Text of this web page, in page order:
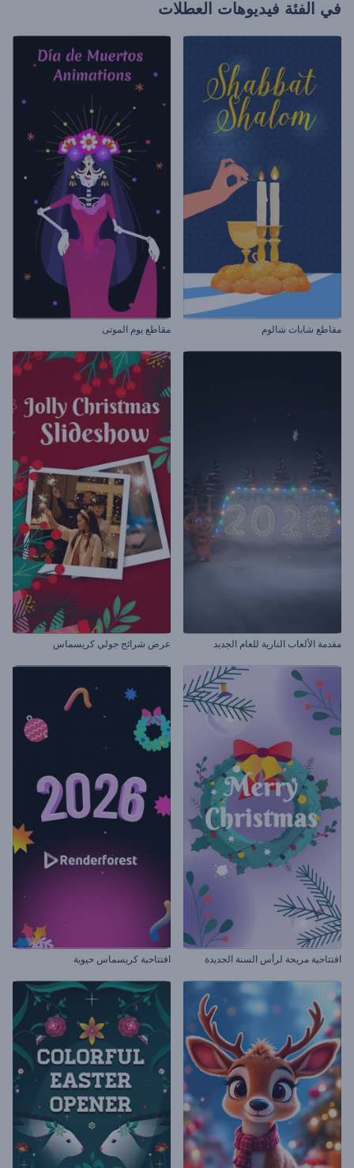
في الفئة فيديوهات العطلات
مقاطع شابات شالوم مقاطع يوم الموتى
مقدمة الألعاب النارية للعام الجديد عرض شرائح جولي كريسماس
افتتاحية مريحة لرأس السنة الجديدة افتتاحية كريسماس حيوية